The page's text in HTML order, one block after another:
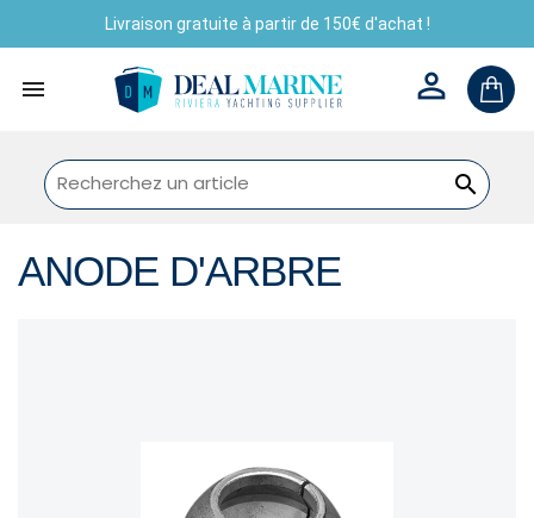
Livraison gratuite à partir de 150€ d'achat !
 

ANODE D'ARBRE